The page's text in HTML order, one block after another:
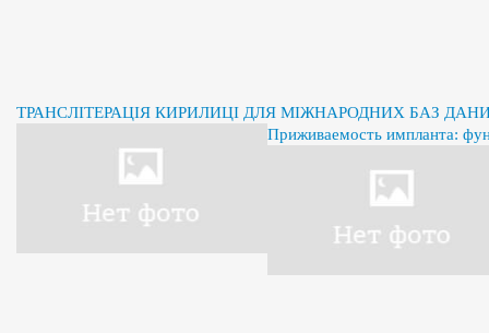
ТРАНСЛІТЕРАЦІЯ КИРИЛИЦІ ДЛЯ МІЖНАРОДНИХ БАЗ
Приживаемость импланта: